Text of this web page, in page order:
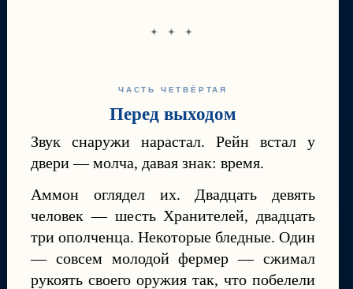
✦ ✦ ✦
ЧАСТЬ ЧЕТВЁРТАЯ
Перед выходом
Звук снаружи нарастал. Рейн встал у
двери — молча, давая знак: время.
Аммон оглядел их. Двадцать девять
человек — шесть Хранителей, двадцать
три ополченца. Некоторые бледные. Один
— совсем молодой фермер — сжимал
рукоять своего оружия так, что побелели